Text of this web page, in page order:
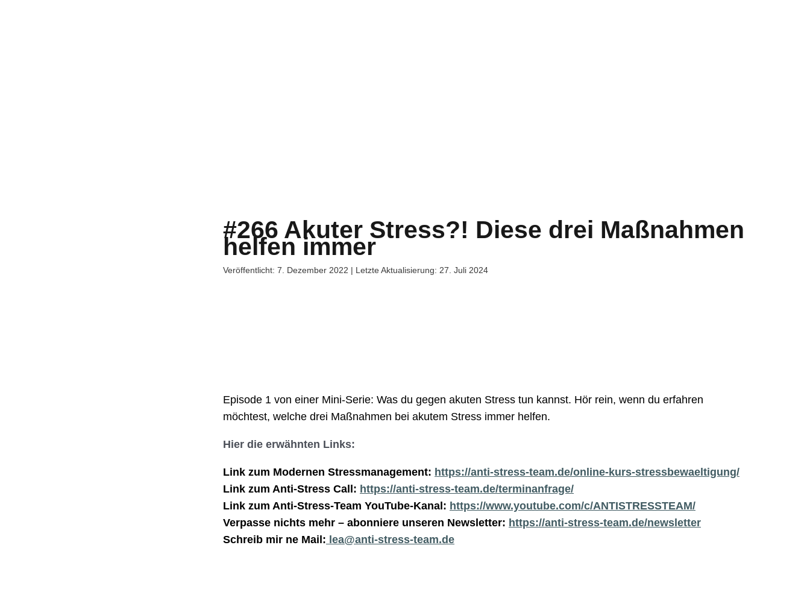
#266 Akuter Stress?! Diese drei Maßnahmen
helfen immer
Veröffentlicht: 7. Dezember 2022 | Letzte Aktualisierung: 27. Juli 2024
Episode 1 von einer Mini-Serie: Was du gegen akuten Stress tun kannst. Hör rein, wenn du erfahren
möchtest, welche drei Maßnahmen bei akutem Stress immer helfen.
Hier die erwähnten Links:
Link zum Modernen Stressmanagement: https://anti-stress-team.de/online-kurs-stressbewaeltigung/
Link zum Anti-Stress Call: https://anti-stress-team.de/terminanfrage/
Link zum Anti-Stress-Team YouTube-Kanal: https://www.youtube.com/c/ANTISTRESSTEAM/
Verpasse nichts mehr – abonniere unseren Newsletter: https://anti-stress-team.de/newsletter
Schreib mir ne Mail: lea@anti-stress-team.de